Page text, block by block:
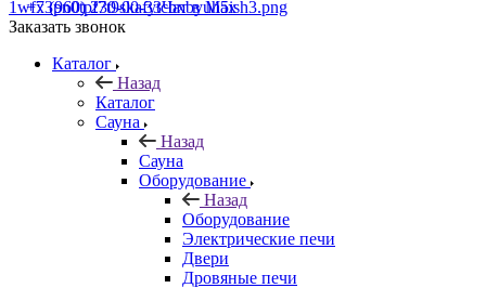
+7 (960) 230-00-33Чат в Max
Заказать звонок
Каталог
Назад
Каталог
Сауна
Назад
Сауна
Оборудование
Назад
Оборудование
Электрические печи
Двери
Дровяные печи